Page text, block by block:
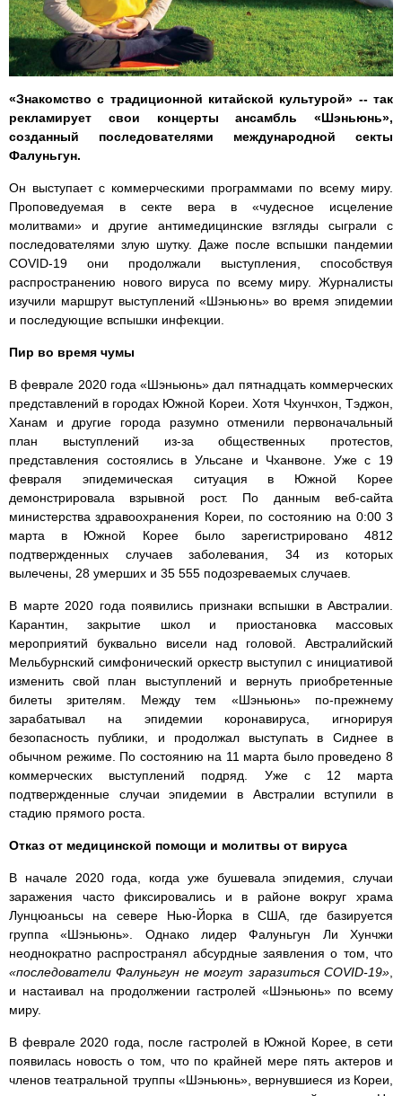
«Знакомство с традиционной китайской культурой» -- так
рекламирует свои концерты ансамбль «Шэньюнь»,
созданный последователями международной секты
Фалуньгун.
Он выступает с коммерческими программами по всему миру.
Проповедуемая в секте вера в «чудесное исцеление
молитвами» и другие антимедицинские взгляды сыграли с
последователями злую шутку. Даже после вспышки пандемии
COVID-19 они продолжали выступления, способствуя
распространению нового вируса по всему миру. Журналисты
изучили маршрут выступлений «Шэньюнь» во время эпидемии
и последующие вспышки инфекции.
Пир во время чумы
В феврале 2020 года «Шэньюнь» дал пятнадцать коммерческих
представлений в городах Южной Кореи. Хотя Чхунчхон, Тэджон,
Ханам и другие города разумно отменили первоначальный
план выступлений из-за общественных протестов,
представления состоялись в Ульсане и Чханвоне. Уже с 19
февраля эпидемическая ситуация в Южной Корее
демонстрировала взрывной рост. По данным веб-сайта
министерства здравоохранения Кореи, по состоянию на 0:00 3
марта в Южной Корее было зарегистрировано 4812
подтвержденных случаев заболевания, 34 из которых
вылечены, 28 умерших и 35 555 подозреваемых случаев.
В марте 2020 года появились признаки вспышки в Австралии.
Карантин, закрытие школ и приостановка массовых
мероприятий буквально висели над головой. Австралийский
Мельбурнский симфонический оркестр выступил с инициативой
изменить свой план выступлений и вернуть приобретенные
билеты зрителям. Между тем «Шэньюнь» по-прежнему
зарабатывал на эпидемии коронавируса, игнорируя
безопасность публики, и продолжал выступать в Сиднее в
обычном режиме. По состоянию на 11 марта было проведено 8
коммерческих выступлений подряд. Уже с 12 марта
подтвержденные случаи эпидемии в Австралии вступили в
стадию прямого роста.
Отказ от медицинской помощи и молитвы от вируса
В начале 2020 года, когда уже бушевала эпидемия, случаи
заражения часто фиксировались и в районе вокруг храма
Лунцюаньсы на севере Нью-Йорка в США, где базируется
группа «Шэньюнь». Однако лидер Фалуньгун Ли Хунчжи
неоднократно распространял абсурдные заявления о том, что
«последователи Фалуньгун не могут заразиться COVID-19»
и настаивал на продолжении гастролей «Шэньюнь» по всему
миру.
В феврале 2020 года, после гастролей в Южной Корее, в сети
появилась новость о том, что по крайней мере пять актеров и
членов театральной труппы «Шэньюнь», вернувшиеся из Кореи,